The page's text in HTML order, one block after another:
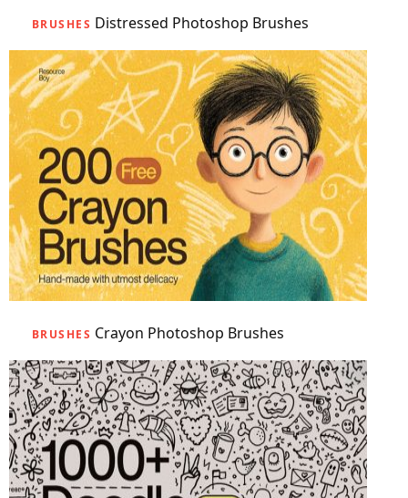
BRUSHES Distressed Photoshop Brushes
BRUSHES Crayon Photoshop Brushes